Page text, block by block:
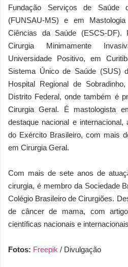
Fundação Serviços de
(FUNSAU-MS) e em
Ciências da Saúde (ESCS-DF).
Cirurgia Minimamente
Universidade Positivo, em
Sistema Único de Saúde (SUS)
Hospital Regional de
Distrito Federal, onde também é
Cirurgia Geral. É mastologista
destaque nacional e
do Exército Brasileiro, com mais
em Cirurgia Geral.
Com mais de sete anos de
cirurgia, é membro da Sociedade
Colégio Brasileiro de Cirurgiões.
de câncer de mama, com
científicas nacionais e
Fotos: Freepik / Divulgação